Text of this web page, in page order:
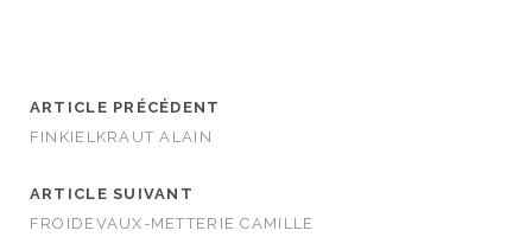
ARTICLE PRÉCÉDENT
FINKIELKRAUT ALAIN
ARTICLE SUIVANT
FROIDEVAUX-METTERIE CAMILLE